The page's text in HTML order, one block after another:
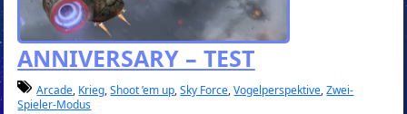
ANNIVERSARY – TEST
Arcade, Krieg,Shoot ’em up,Sky Force,Vogelperspektive,Zwei-
Spieler-Modus